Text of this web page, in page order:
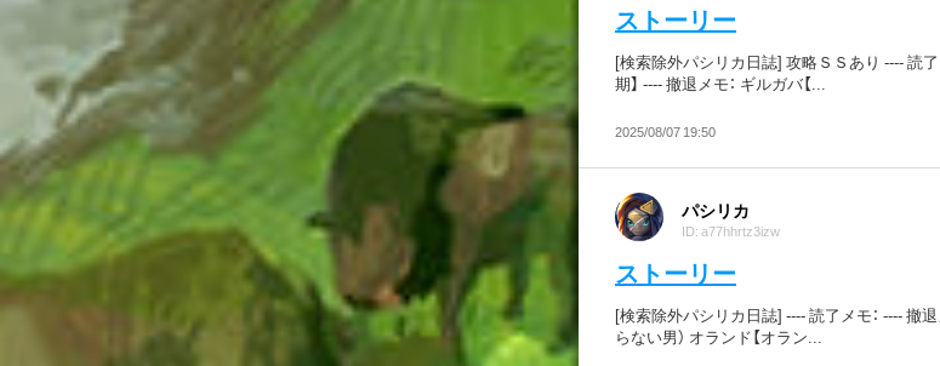
ストーリー
[検索除外パシリカ日誌] 攻略ＳＳあり ---- 読了
期】 ---- 撤退メモ： ギルガバ【...
2025/08/07 19:50
パシリカ
ID: a77hhrtz3izw
ストーリー
[検索除外パシリカ日誌] ---- 読了メモ： ---- 撤退
らない男） オランド【オラン...